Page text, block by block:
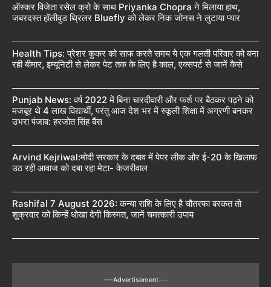
ऑस्कर विजेता रसेल क्रो के साथ Priyanka Chopra ने मिलाया हाथ,
जबरदस्त हॉलीवुड थ्रिलर Bluefly को लेकर निक जोनस ने लुटाया प्यार
Health Tips: प्रेशर कुकर को साफ करते समय ये एक गलती परिवार को बना
रही बीमार, इम्यूनिटी से लेकर पेट तक के लिए है काल, एक्सपर्ट से जानें कैसे
Punjab News: वर्ष 2022 में बिना चारदीवारी और फर्श पर बैठकर पढ़ने को
मजबूर थे 4 लाख विद्यार्थी, परंतु आज देश भर में स्कूली शिक्षा में अग्रणी बनकर
उभरा पंजाब: हरजोत सिंह बैंस
Arvind Kejriwal:मोदी सरकार के दबाव में पेपर लीक और ई-20 के खिलाफ
उठ रही आवाज को दबा रहा मेटा- केजरीवाल
Rashifal 7 August 2026: कन्या राशि के लिए है चौतरफा बरकत तो
शुक्रवार को किन्हें धोखा देगी किस्मत, जानें चमत्कारी उपाय
---Advertisement---